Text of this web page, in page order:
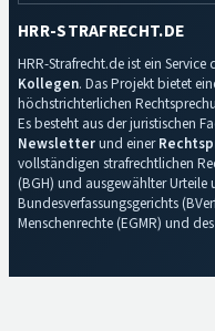
HRR-STRAFRECHT.DE
HRR-Strafrecht.de ist ein
Kollegen. Das Projekt bietet
höchstrichterlichen
Es besteht aus der juristischen
Newsletterund einer
vollständigen strafrechtlichen
(BGH) und ausgewählter Urteile
Bundesverfassungsgerichts
Menschenrechte (EGMR) und